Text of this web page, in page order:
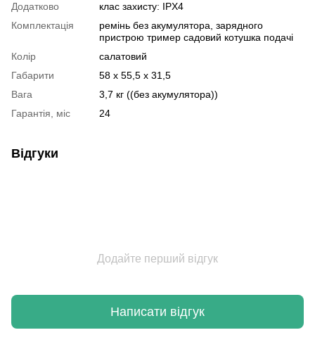
Додатково
клас захисту: IPX4
Комплектація
ремінь без акумулятора, зарядного
пристрою тример садовий котушка подачі
Колір
салатовий
Габарити
58 х 55,5 х 31,5
Вага
3,7 кг ((без акумулятора))
Гарантія, міс
24
Відгуки
Додайте перший відгук
Написати відгук